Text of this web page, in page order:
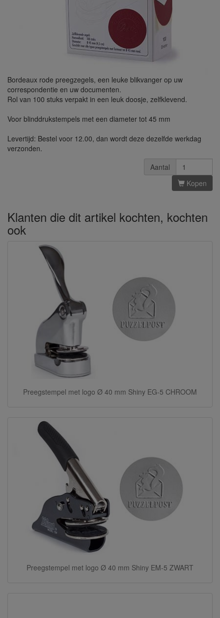
Bordeaux rode preegzegels, een leuke blikvanger op uw
correspondentie en uw documenten.
Rol van 100 stuks verpakt in een leuk doosje, zelfklevend.
Voor blinddrukstempels met een diameter tot 45 mm
Levertijd: Bestel voor 12.00, dan wordt deze dezelfde werkdag
verzonden.
Aantal
Kopen
Klanten die dit artikel kochten, kochten
ook
Preegstempel met logo Ø 40 mm Shiny EG-5 CHROOM
Preegstempel met logo Ø 40 mm Shiny EM-5 ZWART